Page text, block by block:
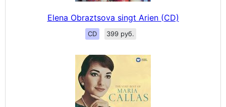
Elena Obraztsova singt Arien (CD)
CD 399 руб.